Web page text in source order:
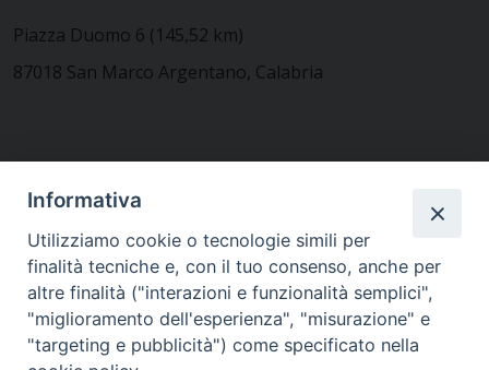
Piazza Duomo 6 (145,52 km)
87018 San Marco Argentano, Calabria
MODULISTICA
WEBMAIL
Informativa
Utilizziamo cookie o tecnologie simili per
finalità tecniche e, con il tuo consenso, anche per
altre finalità ("interazioni e funzionalità semplici",
"miglioramento dell'esperienza", "misurazione" e
"targeting e pubblicità") come specificato nella